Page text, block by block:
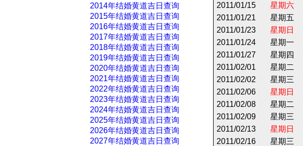
2014年结婚黄道吉日查询
2015年结婚黄道吉日查询
2016年结婚黄道吉日查询
2017年结婚黄道吉日查询
2018年结婚黄道吉日查询
2019年结婚黄道吉日查询
2020年结婚黄道吉日查询
2021年结婚黄道吉日查询
2022年结婚黄道吉日查询
2023年结婚黄道吉日查询
2024年结婚黄道吉日查询
2025年结婚黄道吉日查询
2026年结婚黄道吉日查询
2027年结婚黄道吉日查询
2011/01/15
星期六
2011/01/21
星期五
2011/01/23
星期日
2011/01/24
星期一
2011/01/27
星期四
2011/02/01
星期二
2011/02/02
星期三
2011/02/06
星期日
2011/02/08
星期二
2011/02/09
星期三
2011/02/13
星期日
2011/02/16
星期三